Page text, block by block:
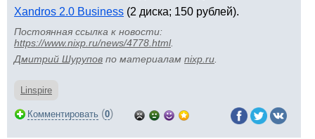
Xandros 2.0 Business (2 диска; 150 рублей).
Постоянная ссылка к новости:
https://www.nixp.ru/news/4778.html.
Дмитрий Шурупов по материалам nixp.ru
Linspire
Комментировать (0)